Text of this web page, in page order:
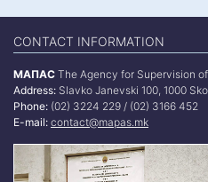
CONTACT INFORMATION
МАПАС The Agency for Supervision
Address: Slavko Janevski 100, 1000
Phone: (02) 3224 229 / (02) 3166 452
E-mail: contact@mapas.mk